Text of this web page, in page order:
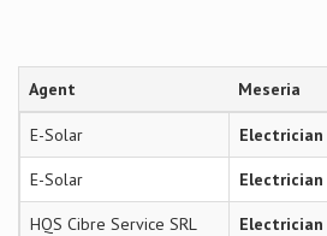
Agent Meseria
E-Solar Electrician
E-Solar Electrician
HQS Cibre Service SRL Electrician